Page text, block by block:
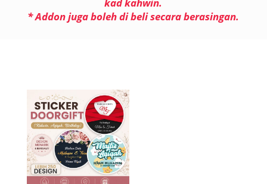
kad kahwin.
* Addon juga boleh di beli secara berasingan.